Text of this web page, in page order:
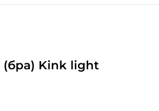
(бра) Kink light